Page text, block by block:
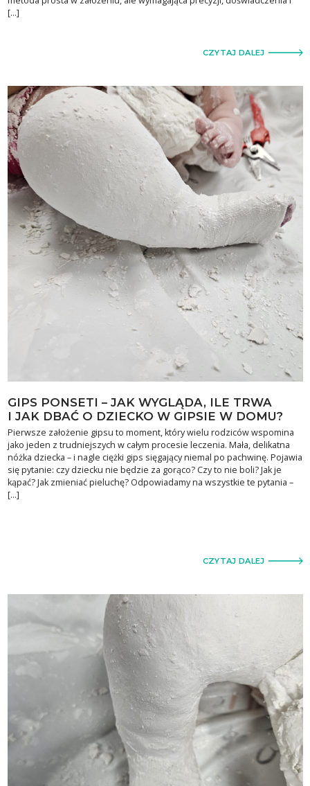
[…]
CZYTAJ DALEJ
GIPS PONSETI – JAK WYGLĄDA, ILE TRWA
I JAK DBAĆ O DZIECKO W GIPSIE W DOMU?
Pierwsze założenie gipsu to moment, który wielu rodziców wspomina
jako jeden z trudniejszych w całym procesie leczenia. Mała, delikatna
nóżka dziecka – i nagle ciężki gips sięgający niemal po pachwinę. Pojawia
się pytanie: czy dziecku nie będzie za gorąco? Czy to nie boli? Jak je
kąpać? Jak zmieniać pieluchę? Odpowiadamy na wszystkie te pytania –
[…]
CZYTAJ DALEJ